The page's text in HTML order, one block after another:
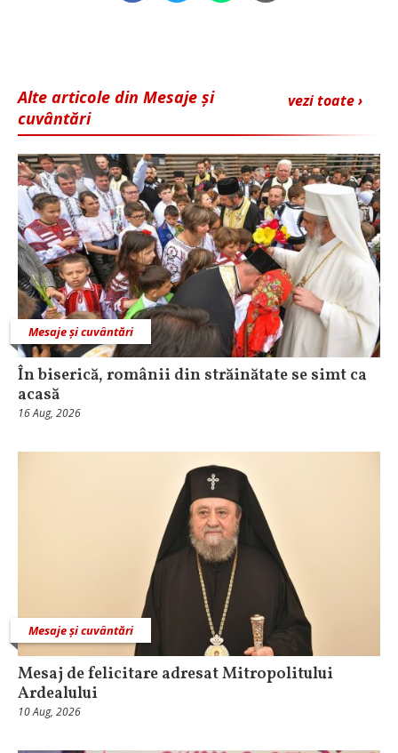
vezi toate ›
Alte articole din Mesaje și
cuvântări
Mesaje și cuvântări
În biserică, românii din străinătate se simt ca
acasă
16 Aug, 2026
Mesaje și cuvântări
Mesaj de felicitare adresat Mitropolitului
Ardealului
10 Aug, 2026